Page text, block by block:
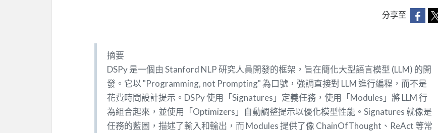
分享至
摘要
DSPy 是一個由 Stanford NLP 研究人員開發的框架，旨在簡化大型語言模型 (LLM) 的開
發。它以 "Programming, not Prompting" 為口號，強調直接對 LLM 進行編程，而不是
花費時間設計提示。DSPy 使用「Signatures」定義任務，使用「Modules」將 LLM 行
為組合起來，並使用「Optimizers」自動調整提示以優化模型性能。Signatures 就像是
任務的藍圖，描述了輸入和輸出，而 Modules 提供了像 ChainOfThought、ReAct 等常